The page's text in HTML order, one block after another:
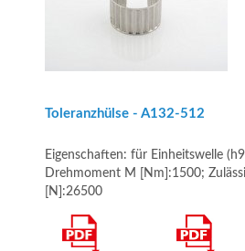
Toleranzhülse - A132-512
Eigenschaften: für Einheitswelle
Drehmoment M [Nm]:1500;
[N]:26500